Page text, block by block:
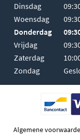
Dinsdag
Woensdag
Donderdag
Vrijdag
Zaterdag
Zondag
Algemene